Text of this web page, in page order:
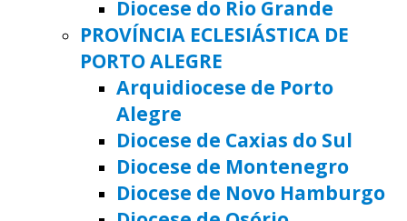
Diocese do Rio Grande
PROVÍNCIA ECLESIÁSTICA DE
PORTO ALEGRE
Arquidiocese de Porto
Alegre
Diocese de Caxias do Sul
Diocese de Montenegro
Diocese de Novo Hamburgo